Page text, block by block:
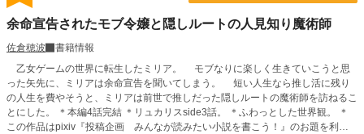
余命宣告されたモブ令嬢と隠しルートの人見知り魔術師
佐倉穂波
書籍情報
乙女ゲームの世界に転生したミリア。 モブなりに楽しく生きていこうと思
った矢先に、ミリアは余命宣告を聞いてしまう。 短い人生なら推し活に残り
の人生を費やそうと、ミリアは前世で推しだった隠しルートの魔術師を訪ねるこ
とにした。 ＊本編4話完結 ＊リュカリスside3話。 ＊ふわっとした世界観。 ＊
この作品はpixiv『投稿企画 みんなが読みたい小説を書こう！』のお題を利用